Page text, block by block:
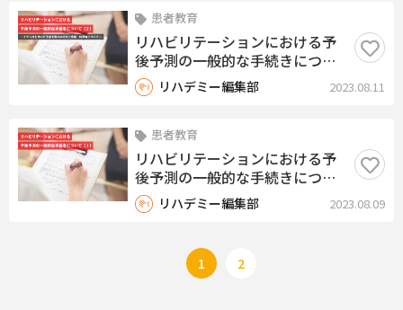
患者教育
リハビリテーションにおける予
後予測の一般的な手続きについ
て（２）〜モデル式を用いた予
後予測法の紹介と感度・特異度
リハデミー編集部 2023.08.11
患者教育
リハビリテーションにおける予
後予測の一般的な手続きについ
て（１）
リハデミー編集部 2023.08.09
1 2